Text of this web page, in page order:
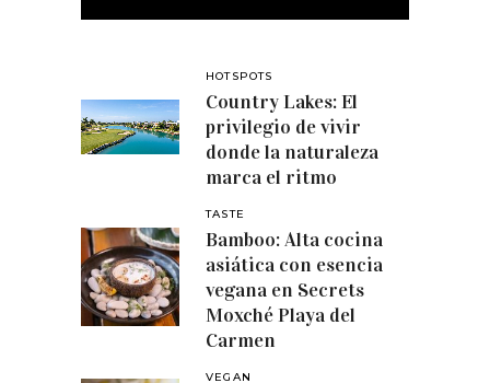
HOTSPOTS
Country Lakes: El
privilegio de vivir
donde la naturaleza
marca el ritmo
TASTE
Bamboo: Alta cocina
asiática con esencia
vegana en Secrets
Moxché Playa del
Carmen
VEGAN